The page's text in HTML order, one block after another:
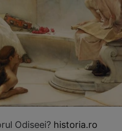
Odiseei? historia.ro